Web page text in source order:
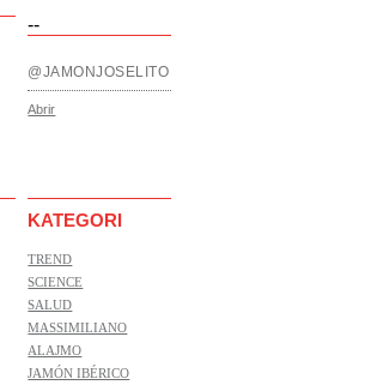
--
@JAMONJOSELITO
Abrir
KATEGORI
TREND
SCIENCE
SALUD
MASSIMILIANO
ALAJMO
JAMÓN IBÉRICO